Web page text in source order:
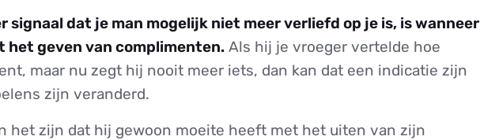
signaal dat je man mogelijk niet meer verliefd op je is, is wanneer
het geven van complimenten. Als hij je vroeger vertelde hoe
maar nu zegt hij nooit meer iets, dan kan dat een indicatie zijn
zijn veranderd.
het zijn dat hij gewoon moeite heeft met het uiten van zijn